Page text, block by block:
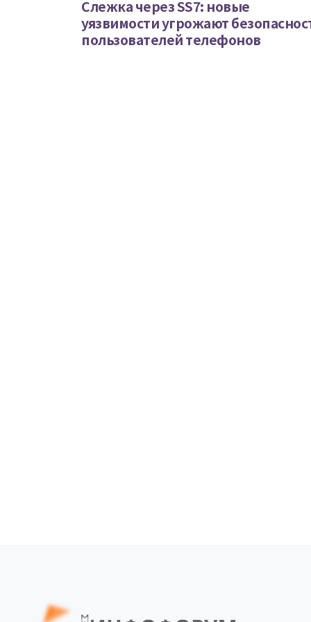
Слежка через SS7: новые
уязвимости угрожают
пользователей телефонов